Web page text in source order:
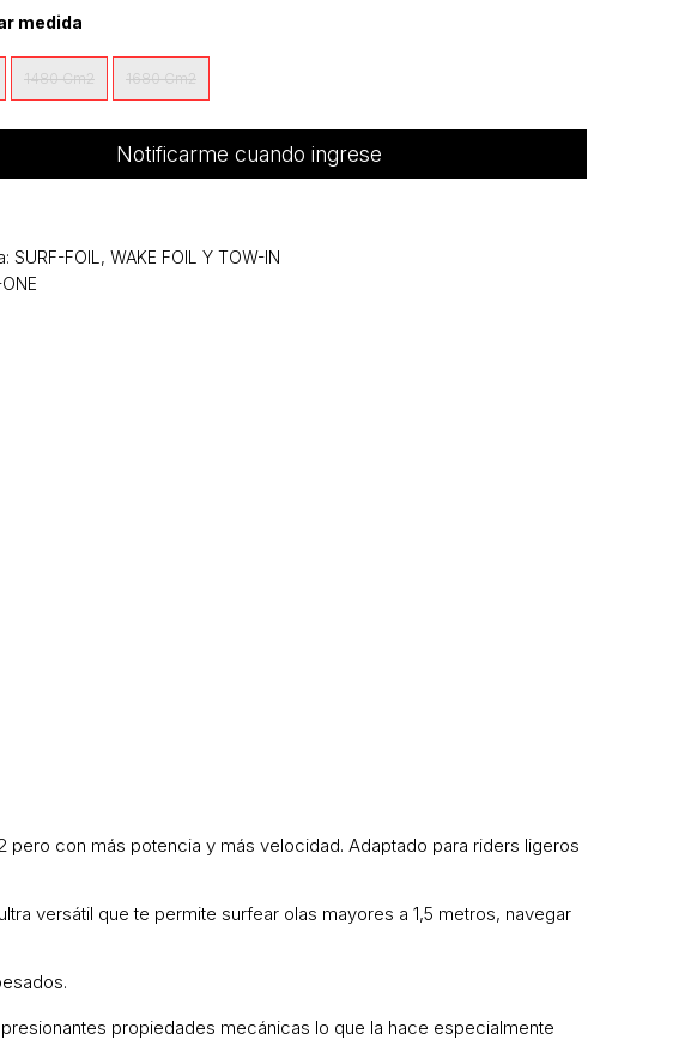
medida
1480 Cm2 1680 Cm2
Notificarme cuando ingrese
SURF-FOIL, WAKE FOIL Y TOW-IN
pero con más potencia y más velocidad. Adaptado para riders ligeros
versátil que te permite surfear olas mayores a 1,5 metros, navegar
propiedades mecánicas lo que la hace especialmente